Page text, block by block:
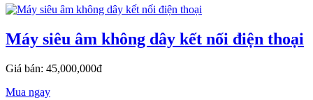
Máy siêu âm không dây kết nối điện thoại
Giá bán: 45,000,000đ
Mua ngay